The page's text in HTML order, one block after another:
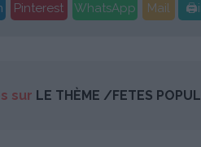
Pinterest WhatsApp Mail
sur LE THÈME /FETES